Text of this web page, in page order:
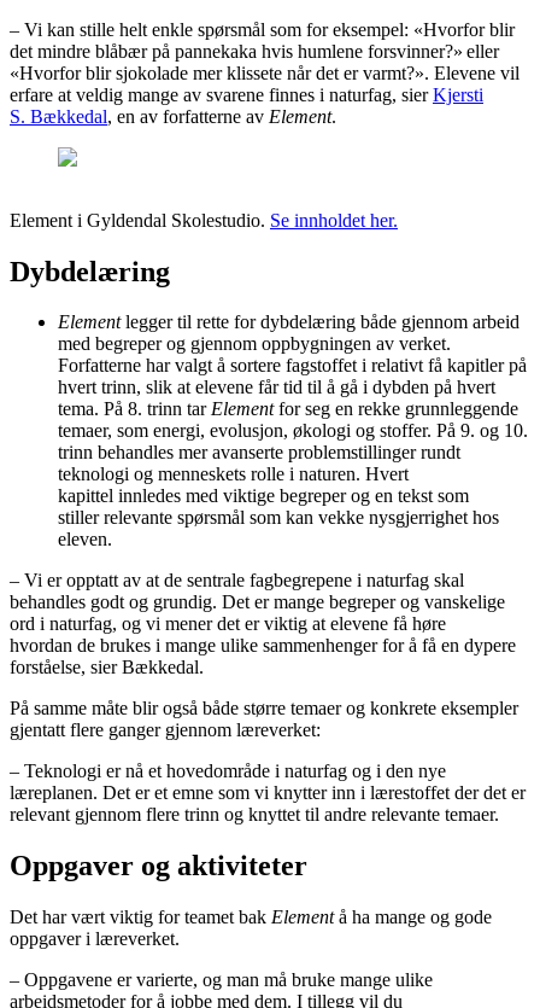
– Vi kan stille helt enkle spørsmål som for eksempel: «Hvorfor blir
det mindre blåbær på pannekaka hvis humlene forsvinner?» eller
«Hvorfor blir sjokolade mer klissete når det er varmt?». Elevene vil
erfare at veldig mange av svarene finnes i naturfag, sierKjersti
S. Bækkedal, en av forfatterne av Element.
Element i Gyldendal Skolestudio. Se innholdet her.
Dybdelæring
Elementlegger til rette for dybdelæring både gjennom arbeid
med begreper og gjennom oppbygningen av verket.
Forfatterne har valgt å sortere fagstoffet i relativt få kapitler på
hvert trinn, slik at elevene får tid til å gå i dybden på hvert
tema. På 8. trinn tarElementfor seg en rekke grunnleggende
temaer, som energi, evolusjon, økologi og stoffer. På 9. og 10.
trinn behandles mer avanserte problemstillinger rundt
teknologi og menneskets rolle i naturen. Hvert
kapittel innledes med viktige begreper og en tekst som
stiller relevante spørsmål som kan vekke nysgjerrighet hos
eleven.
– Vi er opptatt av at de sentrale fagbegrepene i naturfag skal
behandles godt og grundig. Det er mange begreper og vanskelige
ord i naturfag, og vi mener det er viktig at elevene få høre
hvordan de brukes i mange ulike sammenhenger for å få en dypere
forståelse, sier Bækkedal.
På samme måte blir også både større temaer og konkrete eksempler
gjentatt flere ganger gjennom læreverket:
– Teknologi er nå et hovedområde i naturfag og i den nye
læreplanen. Det er et emne som vi knytter inn i lærestoffet der det er
relevant gjennom flere trinn og knyttet til andre relevante temaer.
Oppgaver og aktiviteter
Det har vært viktig for teamet bak Elementå ha mange og gode
oppgaver i læreverket.
– Oppgavene er varierte, og man må bruke mange ulike
arbeidsmetoder for å jobbe med dem. I tillegg vil du